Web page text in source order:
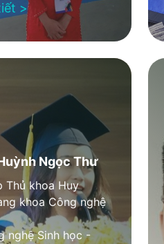
>
Ngọc Thư
Thủ khoa Huy
khoa Công nghệ
nghệ Sinh học -